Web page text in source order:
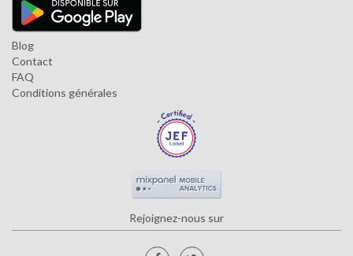
Blog
Contact
FAQ
Conditions générales
Rejoignez-nous sur